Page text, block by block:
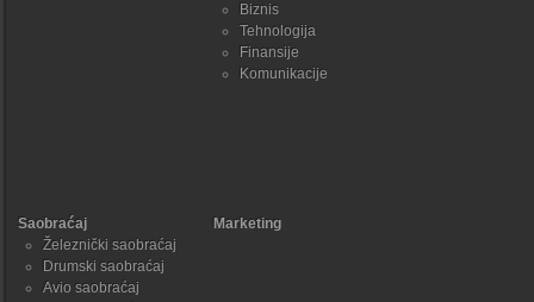
Biznis
Tehnologija
Finansije
Komunikacije
Saobraćaj
Železnički saobraćaj
Drumski saobraćaj
Avio saobraćaj
Marketing